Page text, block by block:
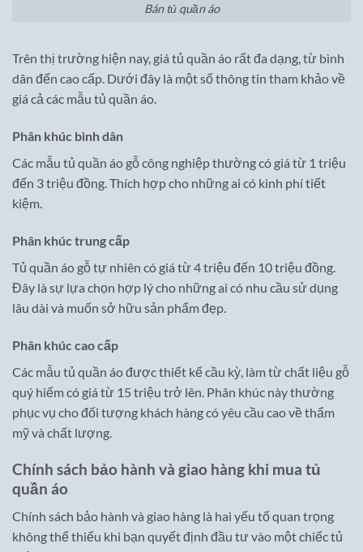
Bán tủ quần áo
Trên thị trường hiện nay, giá tủ quần áo rất đa dạng, từ bình
dân đến cao cấp. Dưới đây là một số thông tin tham khảo về
giá cả các mẫu tủ quần áo.
Phân khúc bình dân
Các mẫu tủ quần áo gỗ công nghiệp thường có giá từ 1 triệu
đến 3 triệu đồng. Thích hợp cho những ai có kinh phí tiết
kiệm.
Phân khúc trung cấp
Tủ quần áo gỗ tự nhiên có giá từ 4 triệu đến 10 triệu đồng.
Đây là sự lựa chọn hợp lý cho những ai có nhu cầu sử dụng
lâu dài và muốn sở hữu sản phẩm đẹp.
Phân khúc cao cấp
Các mẫu tủ quần áo được thiết kế cầu kỳ, làm từ chất liệu gỗ
quý hiếm có giá từ 15 triệu trở lên. Phân khúc này thường
phục vụ cho đối tượng khách hàng có yêu cầu cao về thẩm
mỹ và chất lượng.
Chính sách bảo hành và giao hàng khi mua tủ
quần áo
Chính sách bảo hành và giao hàng là hai yếu tố quan trọng
không thể thiếu khi bạn quyết định đầu tư vào một chiếc tủ